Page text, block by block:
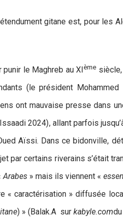
gitane est, pour les
le Maghreb au XIème
(le président
ont mauvaise presse dans
2024), allant parfois
Aïssi. Dans ce bidonville,
par certains riverains s’était
Arabes » mais ils viennent «
« caractérisation » diffusée
) » (Balak.A sur kabyle.com